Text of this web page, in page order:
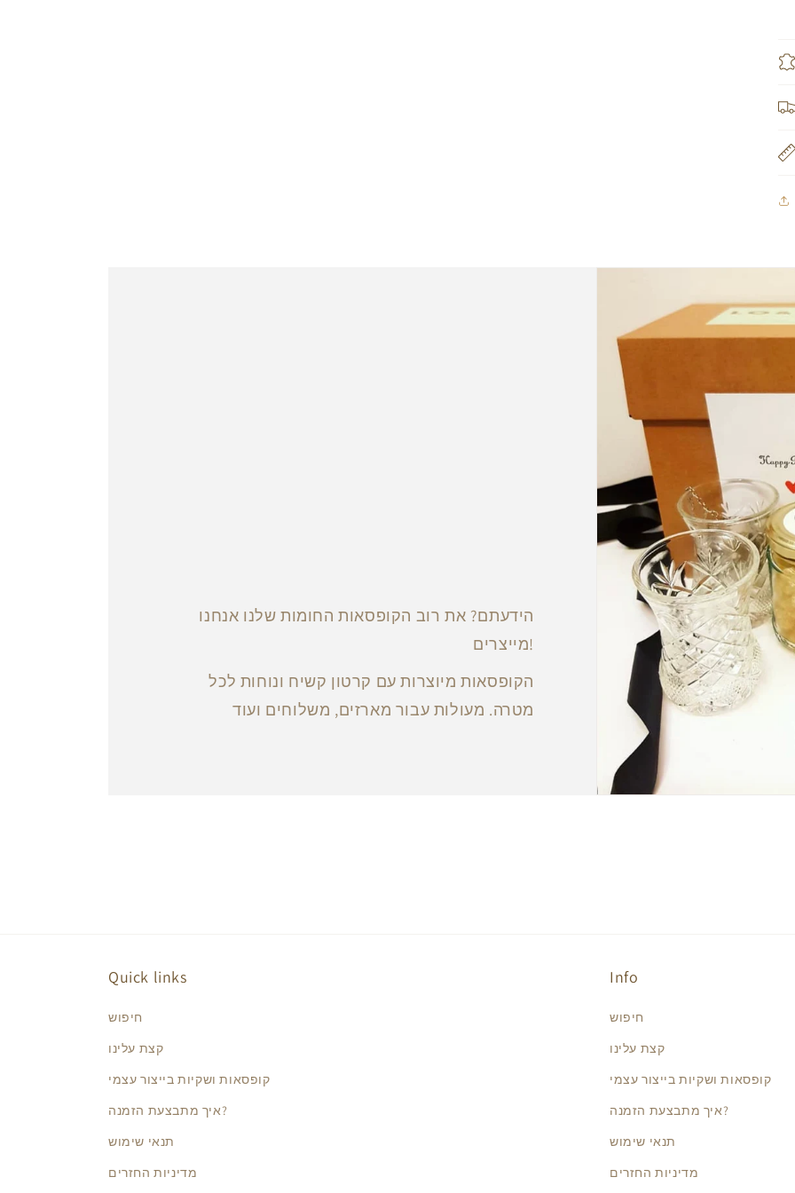
הידעתם? את רוב הקופסאות החומות שלנו אנחנו
מייצרים!
הקופסאות מיוצרות עם קרטון קשיח ונוחות לכל
מטרה. מעולות עבור מארזים, משלוחים ועוד
Quick links
חיפוש
קצת עלינו
קופסאות ושקיות בייצור עצמי
איך מתבצעת הזמנה?
תנאי שימוש
מדיניות החזרים
Info
חיפוש
קצת עלינו
קופסאות ושקיות בייצור עצמי
איך מתבצעת הזמנה?
תנאי שימוש
מדיניות החזרים